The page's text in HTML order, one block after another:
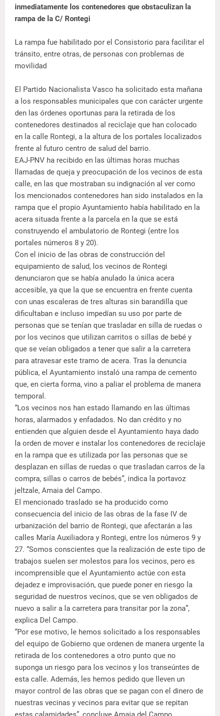
inmediatamente los contenedores que obstaculizan la
rampa de la C/ Rontegi
La rampa fue habilitado por el Consistorio para facilitar el
tránsito, entre otras, de personas con problemas de
movilidad
El Partido Nacionalista Vasco ha solicitado esta mañana
a los responsables municipales que con carácter urgente
den las órdenes oportunas para la retirada de los
contenedores destinados al reciclaje que han colocado
en la calle Rontegi, a la altura de los portales localizados
frente al futuro centro de salud del barrio.
EAJ-PNV ha recibido en las últimas horas muchas
llamadas de queja y preocupación de los vecinos de esta
calle, en las que mostraban su indignación al ver como
los mencionados contenedores han sido instalados en la
rampa que el propio Ayuntamiento había habilitado en la
acera situada frente a la parcela en la que se está
construyendo el ambulatorio de Rontegi (entre los
portales números 8 y 20).
Con el inicio de las obras de construcción del
equipamiento de salud, los vecinos de Rontegi
denunciaron que se había anulado la única acera
accesible, ya que la que se encuentra en frente cuenta
con unas escaleras de tres alturas sin barandilla que
dificultaban e incluso impedían su uso por parte de
personas que se tenían que trasladar en silla de ruedas o
por los vecinos que utilizan carritos o sillas de bebé y
que se veían obligados a tener que salir a la carretera
para atravesar este tramo de acera. Tras la denuncia
pública, el Ayuntamiento instaló una rampa de cemento
que, en cierta forma, vino a paliar el problema de manera
temporal.
“Los vecinos nos han estado llamando en las últimas
horas, alarmados y enfadados. No dan crédito y no
entienden que alguien desde el Ayuntamiento haya dado
la orden de mover e instalar los contenedores de reciclaje
en la rampa que es utilizada por las personas que se
desplazan en sillas de ruedas o que trasladan carros de la
compra, sillas o carros de bebés”, indica la portavoz
jeltzale, Amaia del Campo.
El mencionado traslado se ha producido como
consecuencia del inicio de las obras de la fase IV de
urbanización del barrio de Rontegi, que afectarán a las
calles María Auxiliadora y Rontegi, entre los números 9 y
27. “Somos conscientes que la realización de este tipo de
trabajos suelen ser molestos para los vecinos, pero es
incomprensible que el Ayuntamiento actúe con esta
dejadez e improvisación, que puede poner en riesgo la
seguridad de nuestros vecinos, que se ven obligados de
nuevo a salir a la carretera para transitar por la zona”,
explica Del Campo.
“Por ese motivo, le hemos solicitado a los responsables
del equipo de Gobierno que ordenen de manera urgente la
retirada de los contenedores a otro punto que no
suponga un riesgo para los vecinos y los transeúntes de
esta calle. Además, les hemos pedido que lleven un
mayor control de las obras que se pagan con el dinero de
nuestras vecinas y vecinos para evitar que se repitan